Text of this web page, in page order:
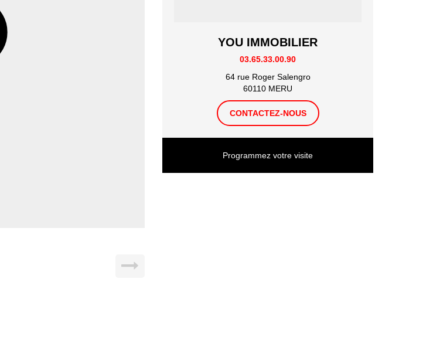
YOU IMMOBILIER
03.65.33.00.90
64 rue Roger Salengro
60110 MERU
CONTACTEZ-NOUS
Programmez votre visite